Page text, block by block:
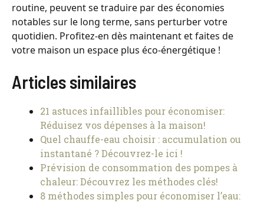
routine, peuvent se traduire par des économies
notables sur le long terme, sans perturber votre
quotidien. Profitez-en dès maintenant et faites de
votre maison un espace plus éco-énergétique !
Articles similaires
21 astuces infaillibles pour économiser:
Réduisez vos dépenses à la maison!
Quel chauffe-eau choisir : accumulation ou
instantané ? Découvrez-le ici !
Prévision de consommation des pompes à
chaleur: Découvrez les méthodes clés!
8 méthodes simples pour économiser l’eau: